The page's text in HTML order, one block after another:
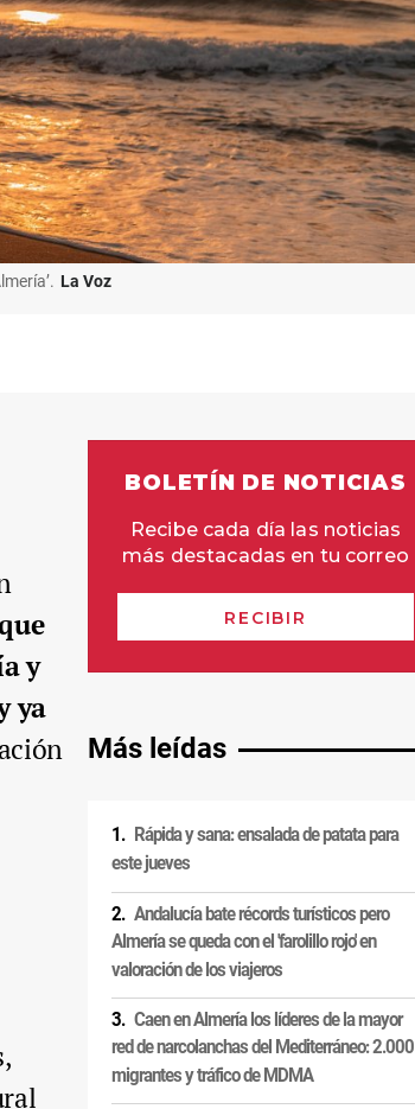
La Voz
y
ya
Más leídas
Rápida y sana: ensalada de patata para
este jueves
Andalucía bate récords turísticos pero
Almería se queda con el 'farolillo rojo' en
valoración de los viajeros
Caen en Almería los líderes de la mayor
red de narcolanchas del Mediterráneo: 2.000
migrantes y tráfico de MDMA